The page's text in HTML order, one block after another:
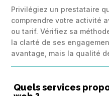
Privilégiez un prestataire
comprendre votre activité
ou tarif. Vérifiez sa
la clarté de ses
avantage, mais la qualité
Quels services